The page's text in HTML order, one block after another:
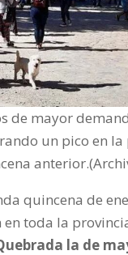
de mayor
un pico en
quincena de
toda la
la de